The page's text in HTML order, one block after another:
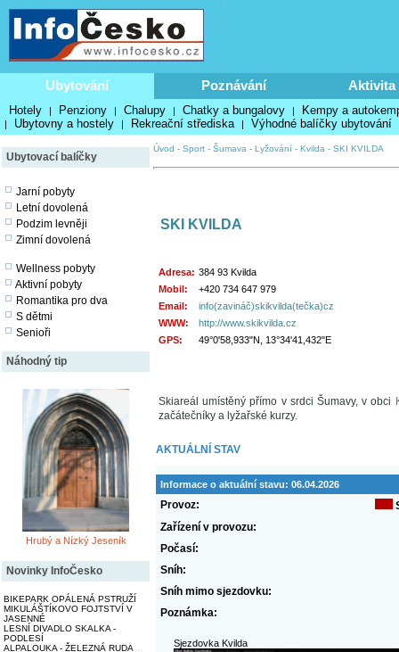
Ubytování Poznávání Aktivita
Hotely | Penziony | Chalupy | Chatky a bungalovy | Kempy a
| Ubytovny a hostely | Rekreační střediska | Výhodné balíčky ubytování
Ubytovací balíčky
Jarní pobyty
Letní dovolená
Podzim levněji
Zimní dovolená
Wellness pobyty
Aktivní pobyty
Romantika pro dva
S dětmi
Senioři
Náhodný tip
Hrubý a Nízký Jeseník
Novinky InfoČesko
BIKEPARK OPÁLENÁ PSTRUŽÍ
MIKULÁŠTÍKOVO FOJTSTVÍ V
JASENNÉ
LESNÍ DIVADLO SKALKA -
PODLESÍ
ALPALOUKA - ŽELEZNÁ RUDA
Úvod - Sport - Šumava - Lyžování - Kvilda - SKI KVILDA
SKI KVILDA
Adresa: 384 93 Kvilda
Mobil:
+420 734 647 979
Email:
info(zavináč)skikvilda(tečka)cz
WWW:
http://www.skikvilda.cz
GPS:
49°0'58,933"N, 13°34'41,432"E
Skiareál umístěný přímo v srdci Šumavy, v obci
začátečníky a lyžařské kurzy.
AKTUÁLNÍ STAV
Informace o aktuální stavu: 06.04.2026
Provoz:
Zařízení v provozu:
Počasí:
Sníh:
Sníh mimo sjezdovku:
Poznámka:
Sjezdovka Kvilda